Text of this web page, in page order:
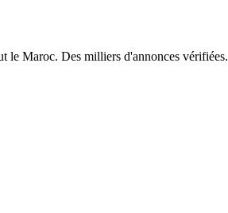
le Maroc. Des milliers d'annonces vérifiées.